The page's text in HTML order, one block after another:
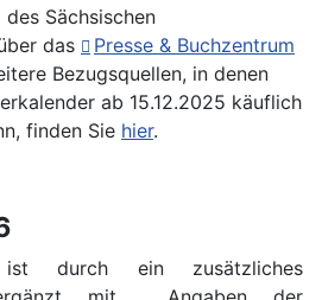
Sächsischen
das
Presse & Buchzentrum
Bezugsquellen, in denen
ab 15.12.2025 käuflich
finden Sie hier.
durch ein zusätzliches